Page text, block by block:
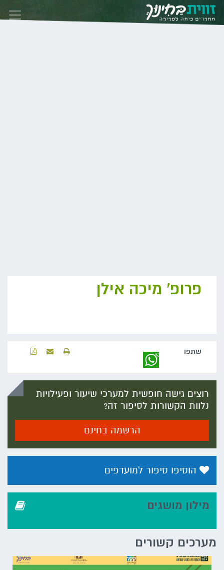
Skip to content
פרופ' מיכה אילן
שתפו‬
רוצים גישה חופשית למערכי שיעור ופעילויות
נלוות הקשורות לסיפור זה?
הרשמה בחינם
הוסיפו סיפור למועדפים
מילון מושגים
מערכים קשורים